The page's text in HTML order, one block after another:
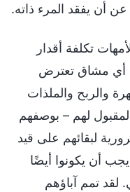
أن يفقد المرء ذاته.
تكلفة أقدار
أي مشاق تعترض
والربح والملذات
لهم – بوصفهم
لبقائهم على قيد
أن يكونوا أيضًا
لقد تمم آباؤهم